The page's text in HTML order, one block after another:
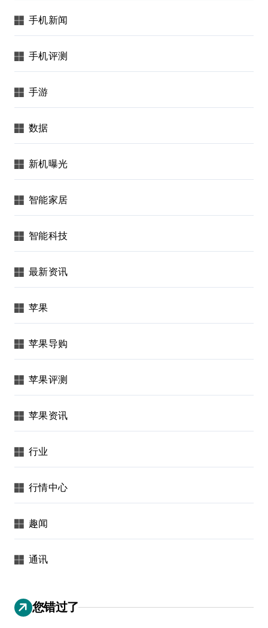
手机新闻
手机评测
手游
数据
新机曝光
智能家居
智能科技
最新资讯
苹果
苹果导购
苹果评测
苹果资讯
行业
行情中心
趣闻
通讯
您错过了